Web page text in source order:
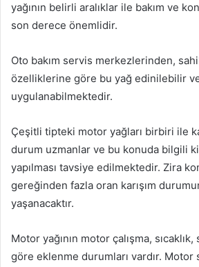
yağının belirli aralıklar ile bakım ve
son derece önemlidir.
Oto bakım servis merkezlerinden,
özelliklerine göre bu yağ edinilebilir ve
uygulanabilmektedir.
Çeşitli tipteki motor yağları birbiri ile
durum uzmanlar ve bu konuda bilgili
yapılması tavsiye edilmektedir. Zira
gereğinden fazla oran karışım
yaşanacaktır.
Motor yağının motor çalışma,
göre eklenme durumları vardır. Motor